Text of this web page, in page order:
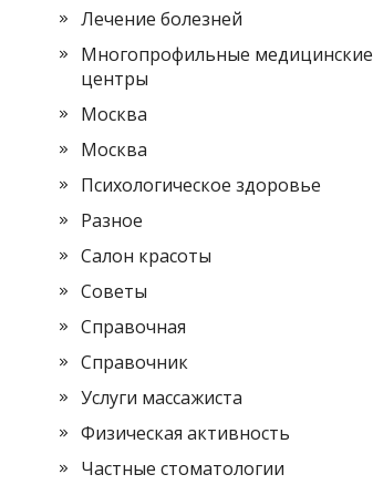
Лечение болезней
Многопрофильные медицинские
центры
Москва
Москва
Психологическое здоровье
Разное
Салон красоты
Советы
Справочная
Справочник
Услуги массажиста
Физическая активность
Частные стоматологии